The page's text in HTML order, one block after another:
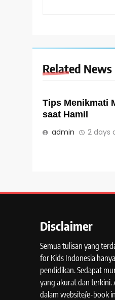
Related News
Tips Menikmati
saat Hamil
admin
2 days
Disclaimer
Semua tulisan yang
for Kids Indonesia
pendidikan. Sedapat
yang akurat dan terkini.
dalam website/e-book